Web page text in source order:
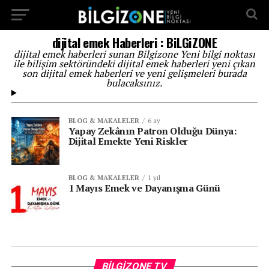
dijital emek Haberleri : BiLGiZONE
dijital emek haberleri sunan Bilgizone Yeni bilgi noktası
ile bilişim sektöründeki dijital emek haberleri yeni çıkan
son dijital emek haberleri ve yeni gelişmeleri burada
bulacaksınız.
BLOG & MAKALELER 6 ay
Yapay Zekânın Patron Olduğu Dünya:
Dijital Emekte Yeni Riskler
BLOG & MAKALELER 1 yıl
1 Mayıs Emek ve Dayanışma Günü
BILGIZONE TV